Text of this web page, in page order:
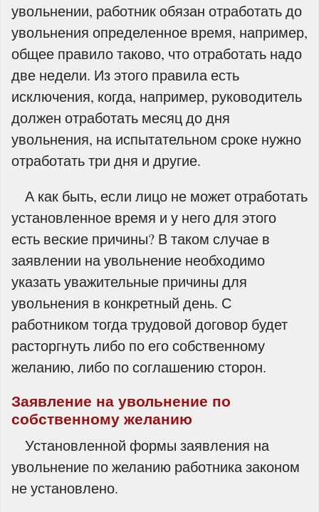
увольнении, работник обязан отработать до
увольнения определенное время, например,
общее правило таково, что отработать надо
две недели. Из этого правила есть
исключения, когда, например, руководитель
должен отработать месяц до дня
увольнения, на испытательном сроке нужно
отработать три дня и другие.
А как быть, если лицо не может отработать
установленное время и у него для этого
есть веские причины? В таком случае в
заявлении на увольнение необходимо
указать уважительные причины для
увольнения в конкретный день. С
работником тогда трудовой договор будет
расторгнуть либо по его собственному
желанию, либо по соглашению сторон.
Заявление на увольнение по
собственному желанию
Установленной формы заявления на
увольнение по желанию работника законом
не установлено.